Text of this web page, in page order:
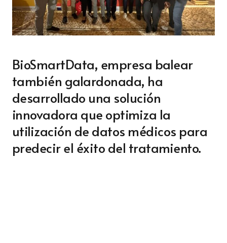
BioSmartData, empresa balear
también galardonada, ha
desarrollado una solución
innovadora que optimiza la
utilización de datos médicos para
predecir el éxito del tratamiento.